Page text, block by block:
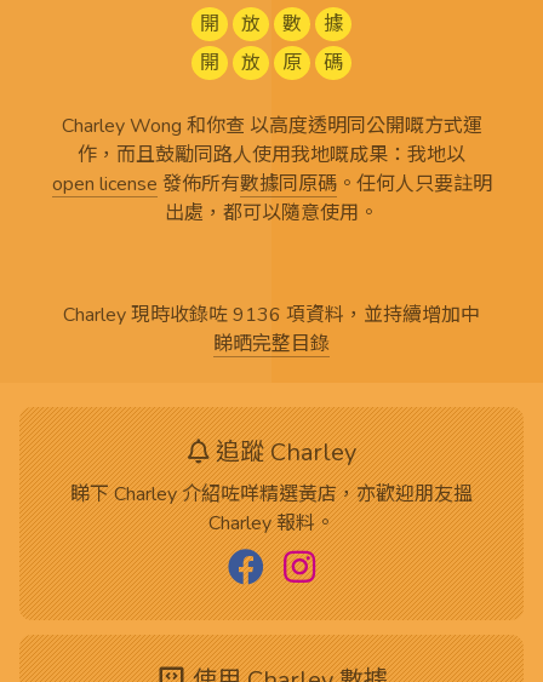
開 放 數
據
開
放 原 碼
Charley Wong 和你查 以高度透明同公開嘅方式運
作，而且鼓勵同路人使用我地嘅成果：我地以
open license 發佈所有數據同原碼。任何人只要註明
出處，都可以隨意使用。
Charley 現時收錄咗 9136 項資料，並持續增加中
睇晒完整目錄
追蹤 Charley
睇下 Charley 介紹咗咩精選黃店，亦歡迎朋友搵
Charley 報料。